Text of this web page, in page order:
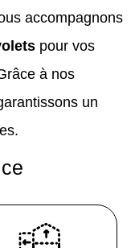
accompagnons
pour vos
à nos
un